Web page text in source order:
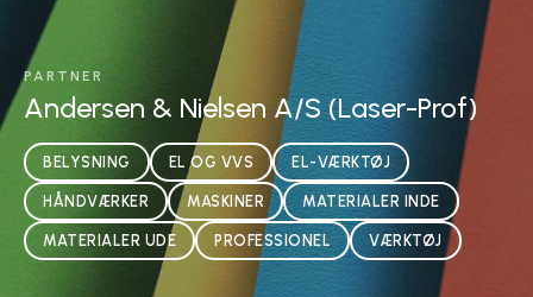
PARTNER
Andersen & Nielsen A/S (Laser-Prof)
BELYSNING EL OG VVS EL-VÆRKTØJ
HÅNDVÆRKER MASKINER MATERIALER INDE
MATERIALER UDE PROFESSIONEL VÆRKTØJ